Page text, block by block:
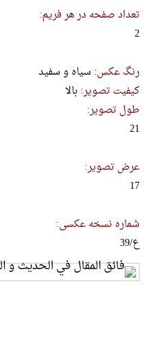
تعداد صفحه در هر فریم:
2
رنگ عکس: سیاه و سفید
کیفیت تصویر: بالا
طول تصویر:
21
عرض تصویر:
17
شماره نسخه عکسی:
ع/39